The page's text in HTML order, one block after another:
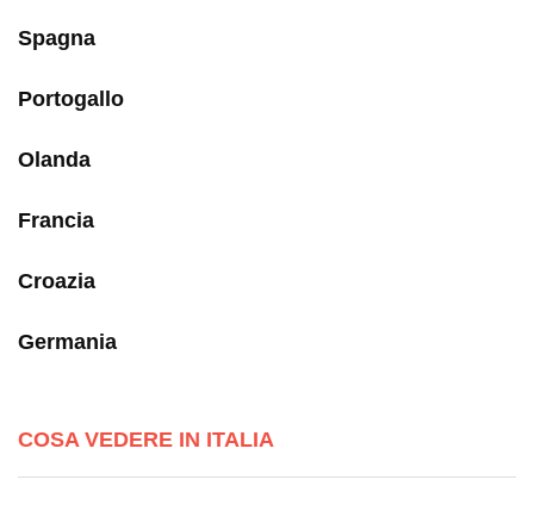
Spagna
Portogallo
Olanda
Francia
Croazia
Germania
COSA VEDERE IN ITALIA